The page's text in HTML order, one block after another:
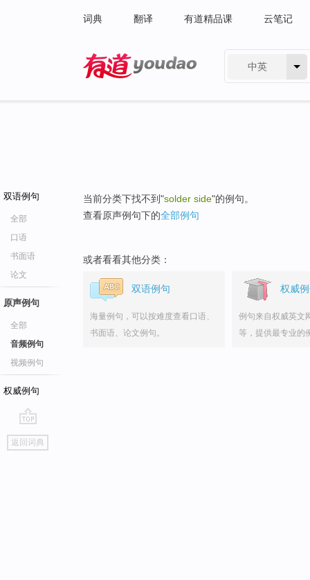
词典 翻译 有道精品课 云笔记
中英
双语例句
全部
口语
书面语
论文
原声例句
全部
音频例句
视频例句
权威例句
go
top
返回词典
当前分类下找不到"solder side"的例句。
查看原声例句下的全部例句
或者看看其他分类：
双语例句
海量例句，可以按难度查看口语、
书面语、论文例句。
权威
例句来自权威英文
等，提供最专业的